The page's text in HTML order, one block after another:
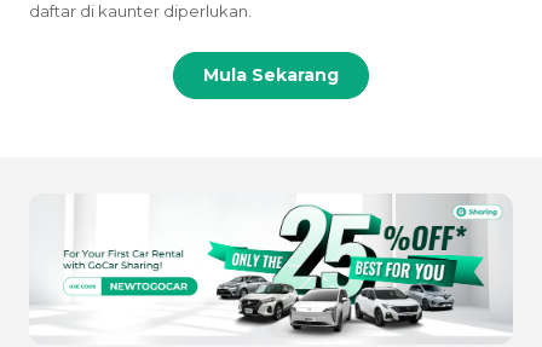
daftar di kaunter diperlukan.
Mula Sekarang